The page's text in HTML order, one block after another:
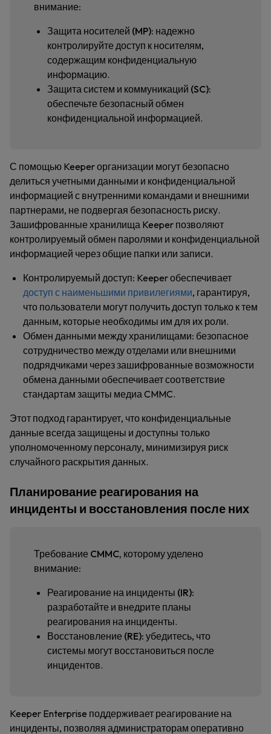
внимание:
Защита носителей (MP): надежно
контролируйте доступ к носителям,
содержащим конфиденциальную
информацию.
Защита систем и коммуникаций (SC):
обеспечьте безопасный обмен
конфиденциальной информацией.
С помощью Keeper организации могут безопасно
делиться учетными данными и конфиденциальной
информацией с внутренними командами и внешними
партнерами, не подвергая безопасность риску.
Зашифрованные хранилища Keeper позволяют
контролируемый обмен паролями и конфиденциальной
информацией через общие папки или записи.
Контролируемый доступ: Keeper обеспечивает
доступ с наименьшими привилегиями, гарантируя,
что пользователи могут получить доступ только к тем
данным, которые необходимы им для их роли.
Обмен данными между хранилищами: безопасное
сотрудничество между отделами или внешними
подрядчиками через зашифрованные возможности
обмена данными обеспечивает соответствие
стандартам защиты медиа CMMC.
Этот подход гарантирует, что конфиденциальные
данные всегда защищены и доступны только
уполномоченному персоналу, минимизируя риск
случайного раскрытия данных.
Планирование реагирования на
инциденты и восстановления после них
Требование CMMC, которому уделено
внимание:
Реагирование на инциденты (IR):
разработайте и внедрите планы
реагирования на инциденты.
Восстановление (RE): убедитесь, что
системы могут восстановиться после
инцидентов.
Keeper Enterprise поддерживает реагирование на
инциденты, позволяя администраторам оперативно